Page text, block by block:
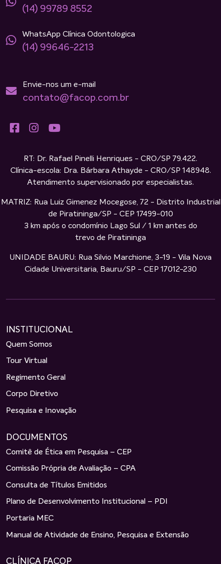
(14) 99789 8552
WhatsApp Clínica Odontologica
(14) 99646-2213
Envie-nos um e-mail
contato@facop.com.br
RT: Dr. Rafael Pinelli Henriques - CRO/SP 79.422.
Clínica-escola: Dra. Bárbara Athayde - CRO/SP 148948.
Atendimento supervisionado por especialistas.
MATRIZ: Rua Luiz Gimenez Mocegose, 72 - Distrito Industrial
de Piratininga/SP - CEP 17499-010
3 km após o condomínio Lago Sul / 1 km antes do
trevo de Piratininga
UNIDADE BAURU: Rua Silvio Marchione, 3-19 - Vila Nova
Cidade Universitaria, Bauru/SP - CEP 17012-230
INSTITUCIONAL
Quem Somos
Tour Virtual
Regimento Geral
Corpo Diretivo
Pesquisa e Inovação
DOCUMENTOS
Comitê de Ética em Pesquisa – CEP
Comissão Própria de Avaliação – CPA
Consulta de Títulos Emitidos
Plano de Desenvolvimento Institucional – PDI
Portaria MEC
Manual de Atividade de Ensino, Pesquisa e Extensão
CLÍNICA FACOP